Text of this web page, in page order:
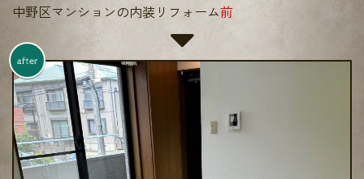
中野区マンションの内装リフォーム前
after